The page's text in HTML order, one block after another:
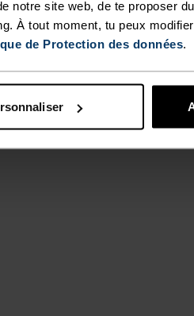
notre site web, de te proposer
À tout moment, tu peux
de Protection des données.